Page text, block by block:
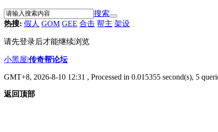
搜索
热搜: 假人 GOM GEE 合击 帮主 架设
请先登录后才能继续浏览
小黑屋|传奇帮论坛
GMT+8, 2026-8-10 12:31 , Processed in 0.015355 second(s), 5
返回顶部